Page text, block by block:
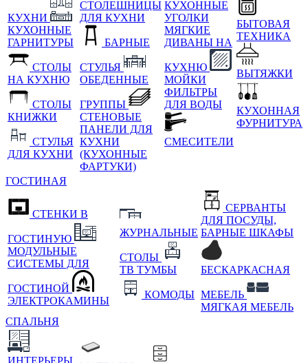
КУХНИ
КУХОННЫЕ
ГАРНИТУРЫ
СТОЛЫ
НА КУХНЮ
СТОЛЫ
КНИЖКИ
СТУЛЬЯ
ДЛЯ КУХНИ
СТОЛЕШНИЦЫ
ДЛЯ КУХНИ
БАРНЫЕ
СТУЛЬЯ
ОБЕДЕННЫЕ
ГРУППЫ
СТЕНОВЫЕ
ПАНЕЛИ ДЛЯ
КУХНИ
(КУХОННЫЕ
ФАРТУКИ)
КУХОННЫЕ
УГОЛКИ
МЯГКИЕ
ДИВАНЫ НА
КУХНЮ
МОЙКИ
ФИЛЬТРЫ
ДЛЯ ВОДЫ
СМЕСИТЕЛИ
БЫТОВАЯ
ТЕХНИКА
ВЫТЯЖКИ
КУХОННАЯ
ФУРНИТУРА
ГОСТИНАЯ
СТЕНКИ В
ГОСТИНУЮ
МОДУЛЬНЫЕ
СИСТЕМЫ ДЛЯ
ГОСТИНОЙ
ЭЛЕКТРОКАМИНЫ
ЖУРНАЛЬНЫЕ
СТОЛЫ
ТВ ТУМБЫ
КОМОДЫ
СЕРВАНТЫ
ДЛЯ ПОСУДЫ,
БАРНЫЕ ШКАФЫ
БЕСКАРКАСНАЯ
МЕБЕЛЬ
МЯГКАЯ МЕБЕЛЬ
СПАЛЬНЯ